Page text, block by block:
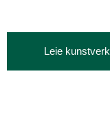
Leie kunstverk